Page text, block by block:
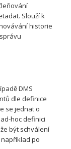
Slouží k
historie
DMS
dle definice
se jednat o
hoc definici
být schválení
po